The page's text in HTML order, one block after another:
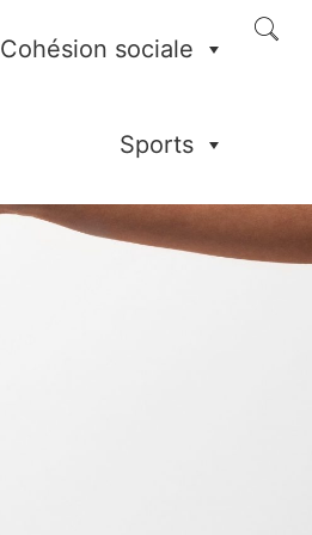
Cohésion sociale
Sports